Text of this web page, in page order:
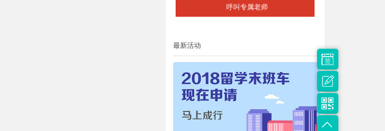
最新活动